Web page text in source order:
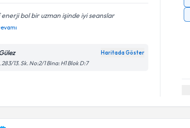
bol bir uzman işinde iyi seanslar
Haritada Göster
13. Sk. No:2/1 Bina: H1 Blok D:7